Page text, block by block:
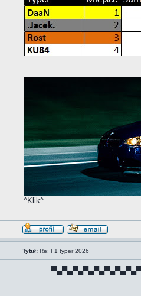
^Klik^
Tytuł: Re: F1 typer 2026